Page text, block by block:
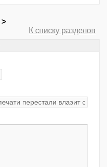
>
К списку разделов